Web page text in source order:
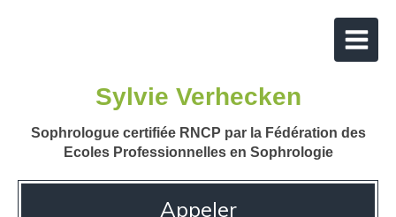
Sylvie Verhecken
Sophrologue certifiée RNCP par la Fédération des
Ecoles Professionnelles en Sophrologie
Appeler